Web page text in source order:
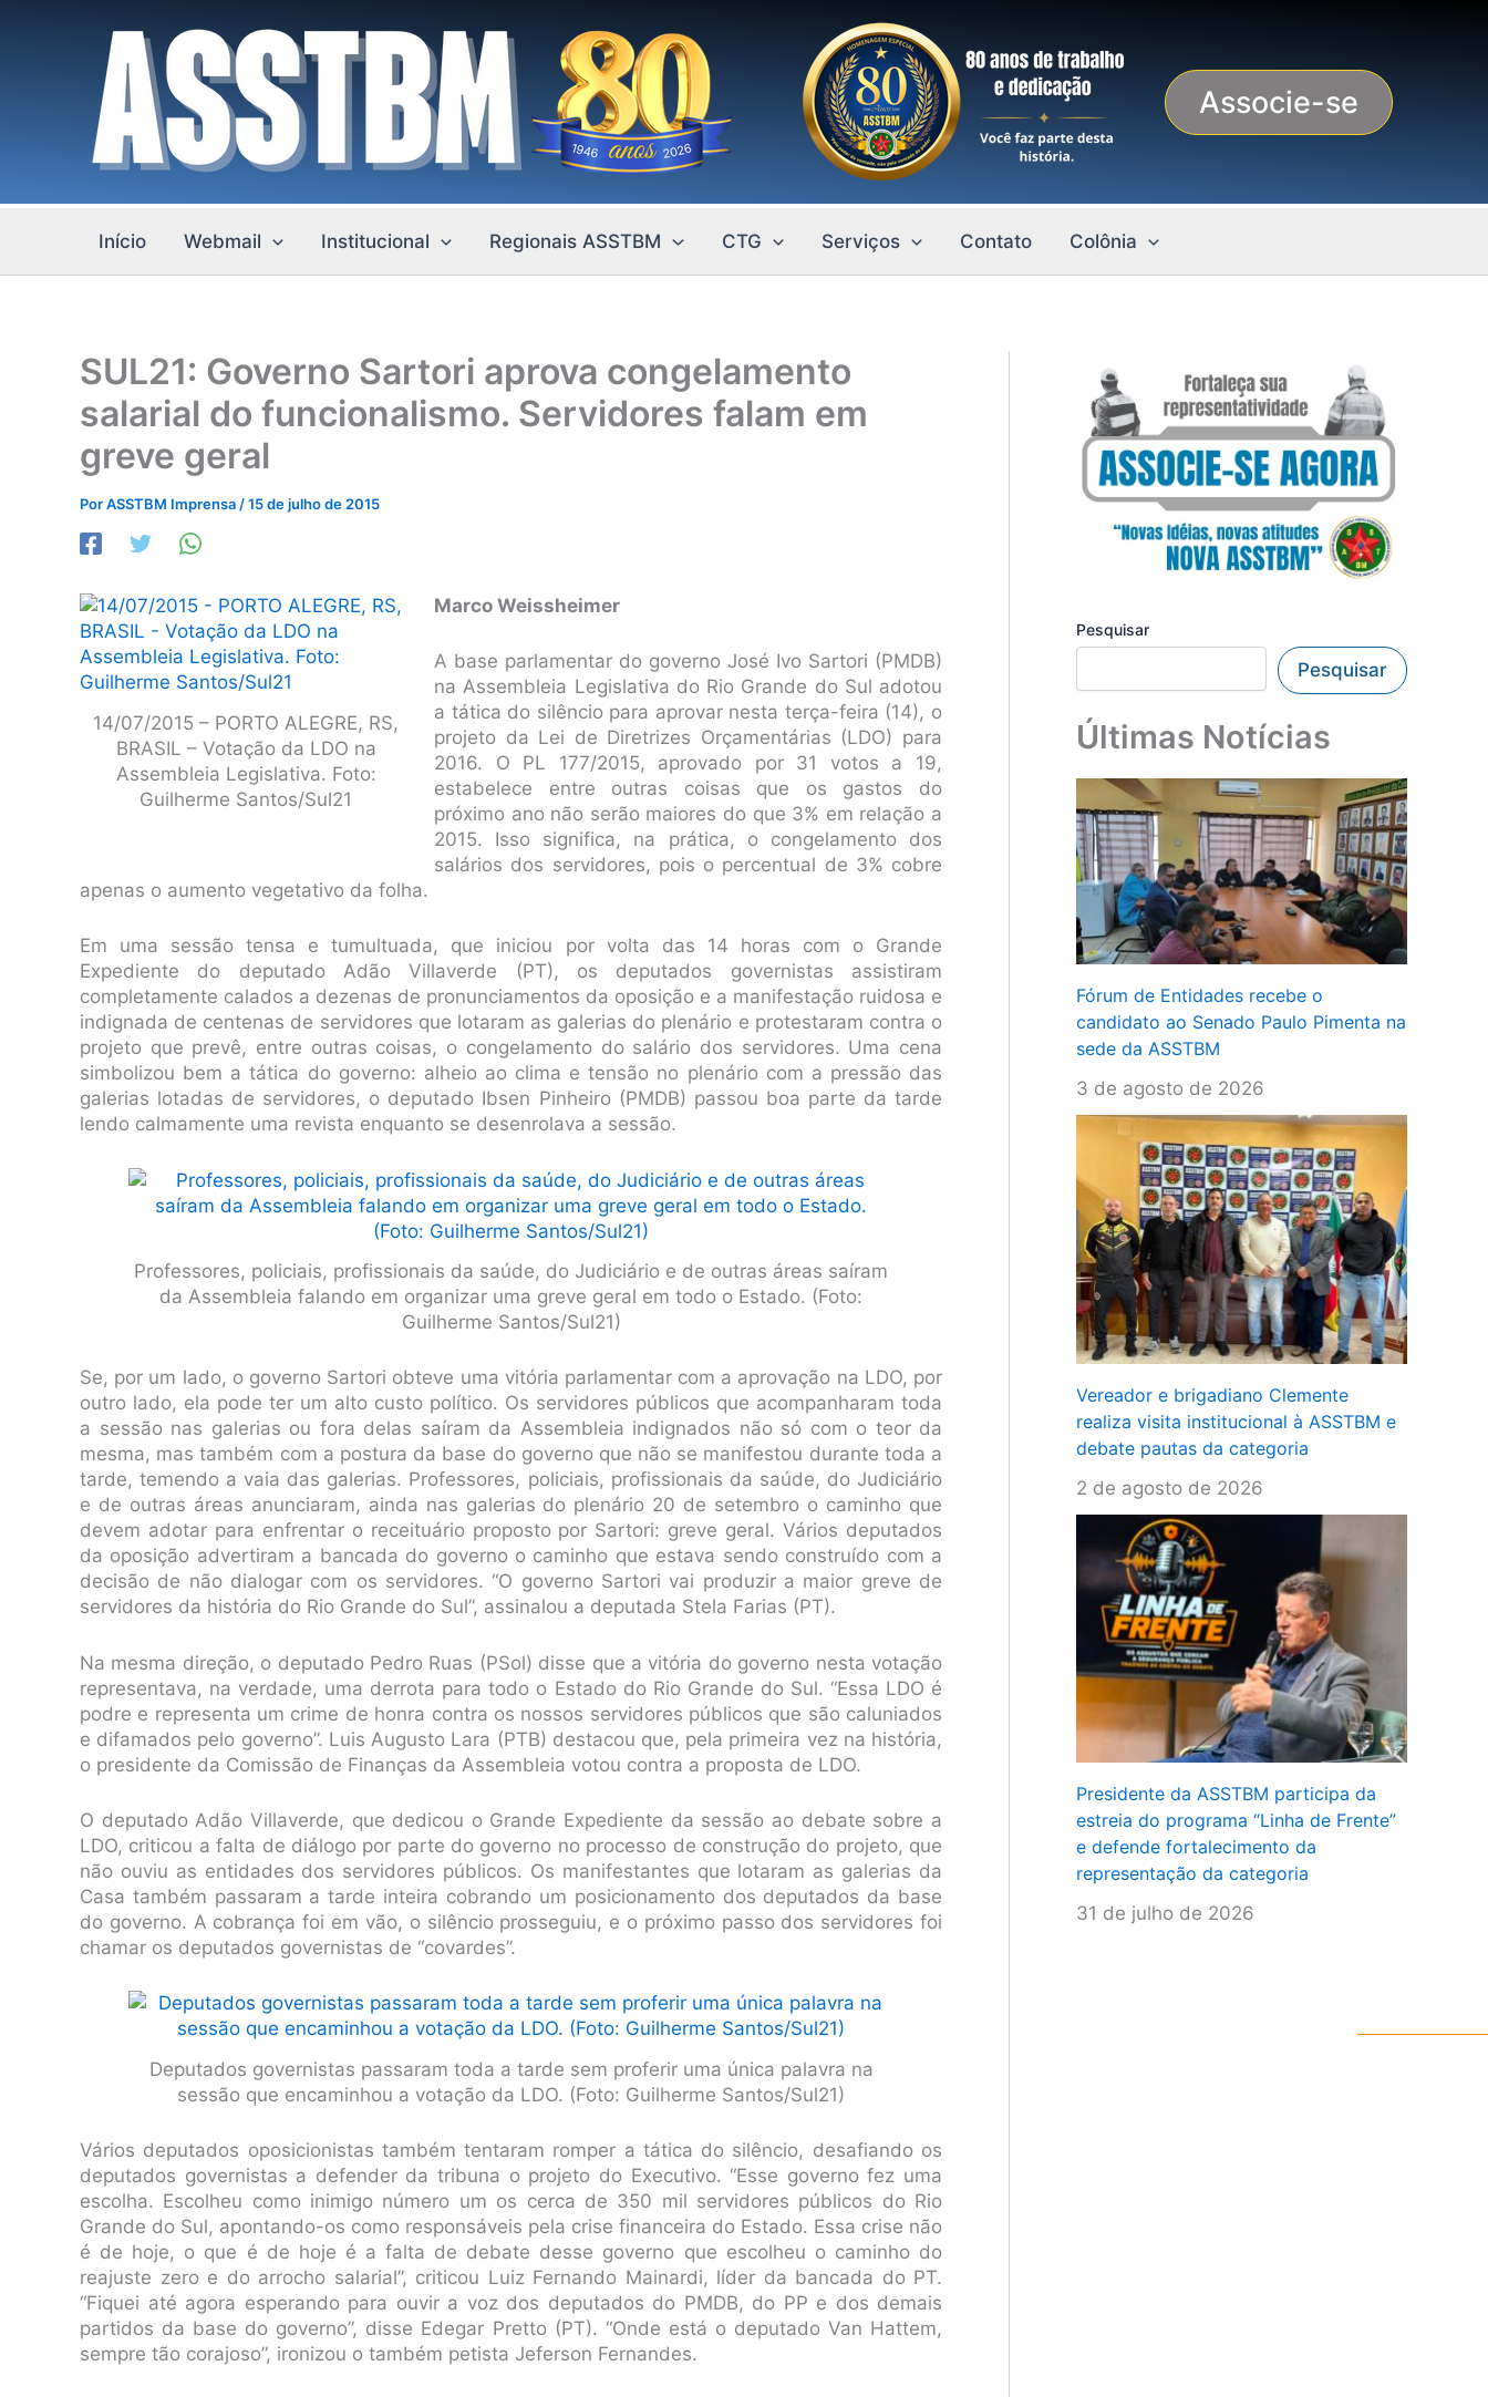
Associe-se
Início Webmail Institucional Regionais ASSTBM CTG Serviços Contato Colônia
SUL21: Governo Sartori aprova congelamento
salarial do funcionalismo. Servidores falam em
greve geral
PorASSTBM Imprensa /15 de julho de 2015
14/07/2015 – PORTO ALEGRE, RS,
BRASIL – Votação da LDO na
Assembleia Legislativa. Foto:
Guilherme Santos/Sul21
Marco Weissheimer
A base parlamentar do governo José Ivo Sartori (PMDB)
na Assembleia Legislativa do Rio Grande do Sul adotou
a tática do silêncio para aprovar nesta terça-feira (14), o
projeto da Lei de Diretrizes Orçamentárias (LDO) para
2016. O PL 177/2015, aprovado por 31 votos a 19,
estabelece entre outras coisas que os gastos do
próximo ano não serão maiores do que 3% em relação a
2015. Isso significa, na prática, o congelamento dos
salários dos servidores, pois o percentual de 3% cobre
apenas o aumento vegetativo da folha.
Em uma sessão tensa e tumultuada, que iniciou por volta das 14 horas com o Grande
Expediente do deputado Adão Villaverde (PT), os deputados governistas assistiram
completamente calados a dezenas de pronunciamentos da oposição e a manifestação ruidosa e
indignada de centenas de servidores que lotaram as galerias do plenário e protestaram contra o
projeto que prevê, entre outras coisas, o congelamento do salário dos servidores. Uma cena
simbolizou bem a tática do governo: alheio ao clima e tensão no plenário com a pressão das
galerias lotadas de servidores, o deputado Ibsen Pinheiro (PMDB) passou boa parte da tarde
lendo calmamente uma revista enquanto se desenrolava a sessão.
Professores, policiais, profissionais da saúde, do Judiciário e de outras áreas saíram
da Assembleia falando em organizar uma greve geral em todo o Estado. (Foto:
Guilherme Santos/Sul21)
Se, por um lado, o governo Sartori obteve uma vitória parlamentar com a aprovação na LDO, por
outro lado, ela pode ter um alto custo político. Os servidores públicos que acompanharam toda
a sessão nas galerias ou fora delas saíram da Assembleia indignados não só com o teor da
mesma, mas também com a postura da base do governo que não se manifestou durante toda a
tarde, temendo a vaia das galerias. Professores, policiais, profissionais da saúde, do Judiciário
e de outras áreas anunciaram, ainda nas galerias do plenário 20 de setembro o caminho que
devem adotar para enfrentar o receituário proposto por Sartori: greve geral. Vários deputados
da oposição advertiram a bancada do governo o caminho que estava sendo construído com a
decisão de não dialogar com os servidores. “O governo Sartori vai produzir a maior greve de
servidores da história do Rio Grande do Sul”, assinalou a deputada Stela Farias (PT).
Na mesma direção, o deputado Pedro Ruas (PSol) disse que a vitória do governo nesta votação
representava, na verdade, uma derrota para todo o Estado do Rio Grande do Sul. “Essa LDO é
podre e representa um crime de honra contra os nossos servidores públicos que são caluniados
e difamados pelo governo”. Luis Augusto Lara (PTB) destacou que, pela primeira vez na história,
o presidente da Comissão de Finanças da Assembleia votou contra a proposta de LDO.
O deputado Adão Villaverde, que dedicou o Grande Expediente da sessão ao debate sobre a
LDO, criticou a falta de diálogo por parte do governo no processo de construção do projeto, que
não ouviu as entidades dos servidores públicos. Os manifestantes que lotaram as galerias da
Casa também passaram a tarde inteira cobrando um posicionamento dos deputados da base
do governo. A cobrança foi em vão, o silêncio prosseguiu, e o próximo passo dos servidores foi
chamar os deputados governistas de “covardes”.
Deputados governistas passaram toda a tarde sem proferir uma única palavra na
sessão que encaminhou a votação da LDO. (Foto: Guilherme Santos/Sul21)
Vários deputados oposicionistas também tentaram romper a tática do silêncio, desafiando os
deputados governistas a defender da tribuna o projeto do Executivo. “Esse governo fez uma
escolha. Escolheu como inimigo número um os cerca de 350 mil servidores públicos do Rio
Grande do Sul, apontando-os como responsáveis pela crise financeira do Estado. Essa crise não
é de hoje, o que é de hoje é a falta de debate desse governo que escolheu o caminho do
reajuste zero e do arrocho salarial”, criticou Luiz Fernando Mainardi, líder da bancada do PT.
“Fiquei até agora esperando para ouvir a voz dos deputados do PMDB, do PP e dos demais
partidos da base do governo”, disse Edegar Pretto (PT). “Onde está o deputado Van Hattem,
sempre tão corajoso”, ironizou o também petista Jeferson Fernandes.
Pesquisar
Pesquisar
Últimas Notícias
Fórum de Entidades recebe o
candidato ao Senado Paulo Pimenta na
sede da ASSTBM
3 de agosto de 2026
Vereador e brigadiano Clemente
realiza visita institucional à ASSTBM e
debate pautas da categoria
2 de agosto de 2026
Presidente da ASSTBM participa da
estreia do programa “Linha de Frente”
e defende fortalecimento da
representação da categoria
31 de julho de 2026